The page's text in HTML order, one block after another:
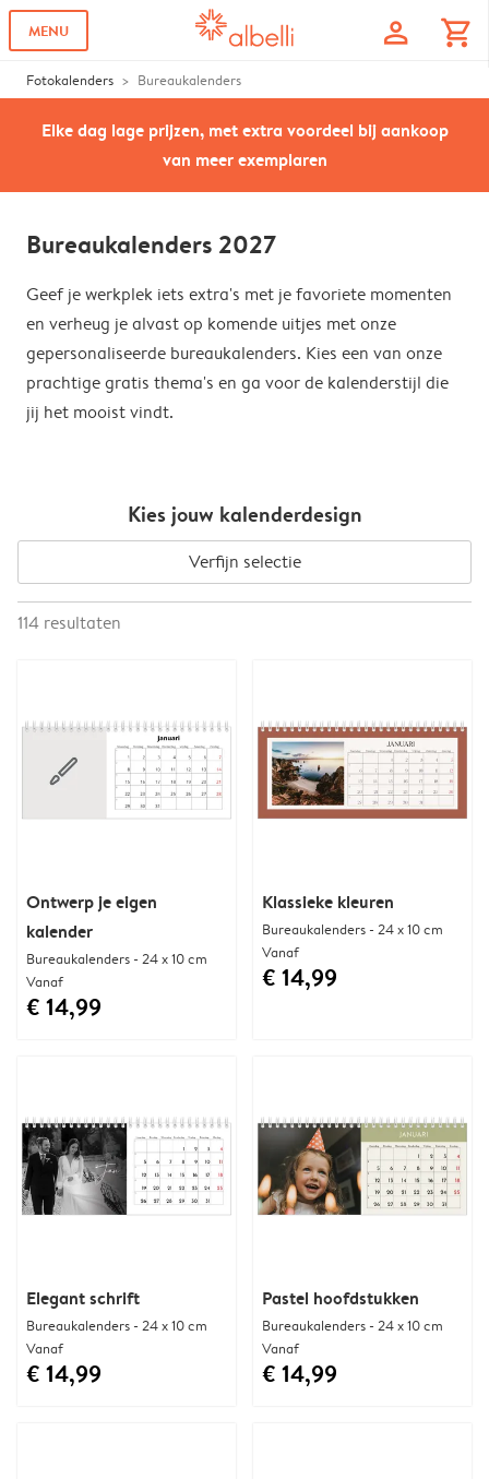
MENU profile shopping_cart
Fotokalenders Bureaukalenders
Elke dag lage prijzen, met extra voordeel bij aankoop
van meer exemplaren
Bureaukalenders 2027
Geef je werkplek iets extra's met je favoriete momenten
en verheug je alvast op komende uitjes met onze
gepersonaliseerde bureaukalenders. Kies een van onze
prachtige gratis thema's en ga voor de kalenderstijl die
jij het mooist vindt.
Kies jouw kalenderdesign
Verfijn selectie
114 resultaten
Ontwerp je eigen
kalender
Bureaukalenders - 24 x 10 cm
Vanaf
€ 14,99
Klassieke kleuren
Bureaukalenders - 24 x 10 cm
Vanaf
€ 14,99
Elegant schrift
Bureaukalenders - 24 x 10 cm
Vanaf
€ 14,99
Pastel hoofdstukken
Bureaukalenders - 24 x 10 cm
Vanaf
€ 14,99